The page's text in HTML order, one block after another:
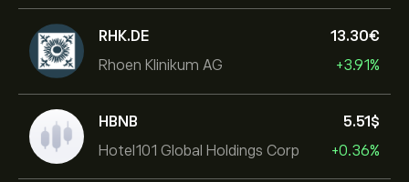
RHK.DE
Rhoen Klinikum AG
13.30‎€‎
+3.91%
HBNB
Hotel101 Global Holdings Corp
5.51‎$‎
+0.36%